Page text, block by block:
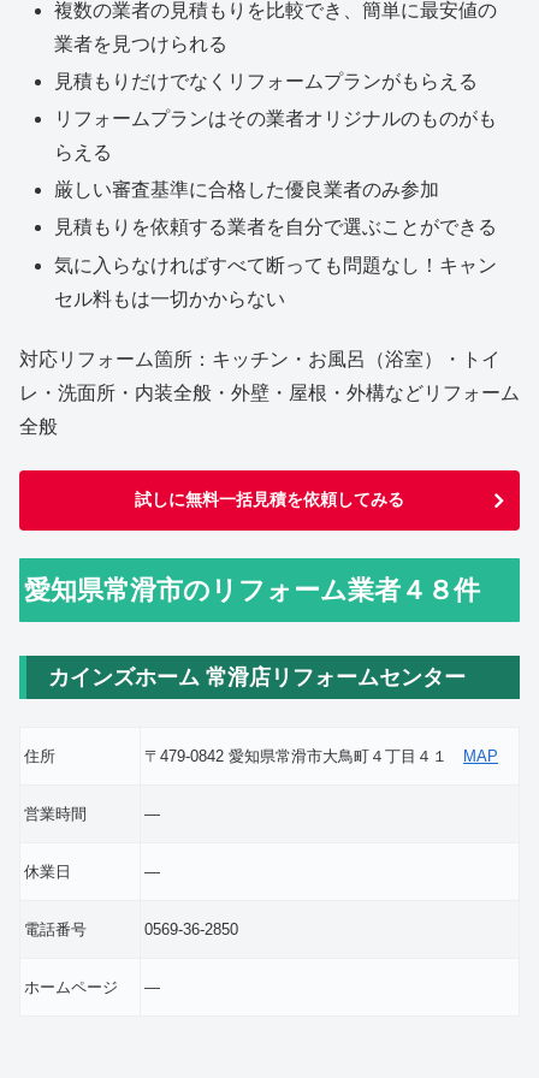
複数の業者の見積もりを比較でき、簡単に最安値の
業者を見つけられる
見積もりだけでなくリフォームプランがもらえる
リフォームプランはその業者オリジナルのものがも
らえる
厳しい審査基準に合格した優良業者のみ参加
見積もりを依頼する業者を自分で選ぶことができる
気に入らなければすべて断っても問題なし！キャン
セル料もは一切かからない
対応リフォーム箇所：キッチン・お風呂（浴室）・トイ
レ・洗面所・内装全般・外壁・屋根・外構などリフォーム
全般
試しに無料一括見積を依頼してみる
愛知県常滑市のリフォーム業者４８件
カインズホーム 常滑店リフォームセンター
住所 〒479-0842 愛知県常滑市大鳥町４丁目４１ MAP
営業時間 ―
休業日 ―
電話番号 0569-36-2850
ホームページ ―